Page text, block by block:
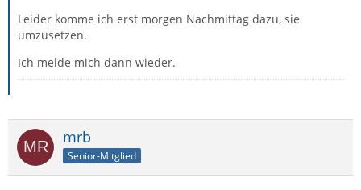
Leider komme ich erst morgen Nachmittag dazu, sie
umzusetzen.
Ich melde mich dann wieder.
mrb
Senior-Mitglied